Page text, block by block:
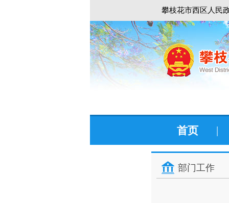
攀枝花市西区人民
首页 |
部门工作